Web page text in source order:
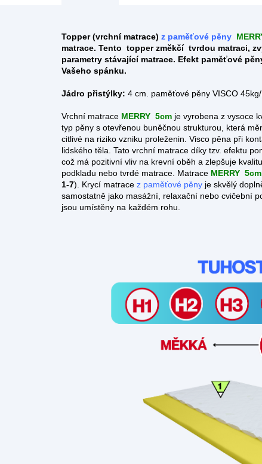
Topper (vrchní matrace) z paměťové pěny
matrace. Tento topperzměkčí tvrdou matraci,
parametry stávající matrace. Efekt paměťové
Vašeho spánku.
Jádro přistýlky: 4 cm. paměťové pěny VISCO
Vrchní matrace MERRY 5cm je vyrobena z vysoce
typ pěny s otevřenou buněčnou strukturou, která
citlivé na riziko vzniku proleženin. Visco pěna při
lidského těla. Tato vrchní matrace díky tzv. efektu
což má pozitivní vliv na krevní oběh a zlepšuje
podkladu nebo tvrdé matrace. Matrace MERRY 5cm
1-7). Krycí matrace z paměťové pěny je skvělý
samostatně jako masážní, relaxační nebo cvičební
jsou umístěny na každém rohu.